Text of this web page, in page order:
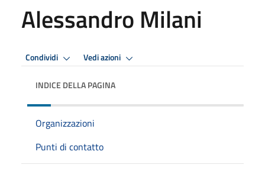
Alessandro Milani
Condividi Vedi azioni
INDICE DELLA PAGINA
Organizzazioni
Punti di contatto